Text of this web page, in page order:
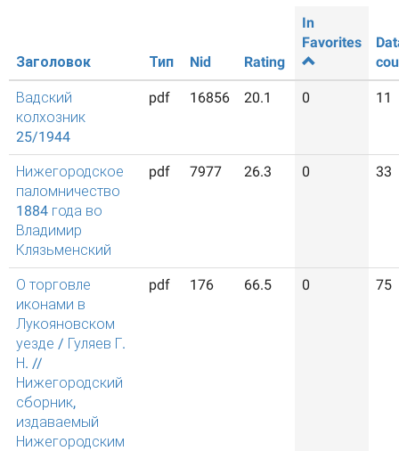
Заголовок Тип Nid Rating
In
Favorites
Вадский
колхозник
25/1944
pdf 16856 20.1 0 11
Нижегородское
паломничество
1884 года во
Владимир
Клязьменский
pdf 7977 26.3 0 33
О торговле
иконами в
Лукояновском
уезде / Гуляев Г.
Н. //
Нижегородский
сборник,
издаваемый
Нижегородским
pdf 176 66.5 0 75